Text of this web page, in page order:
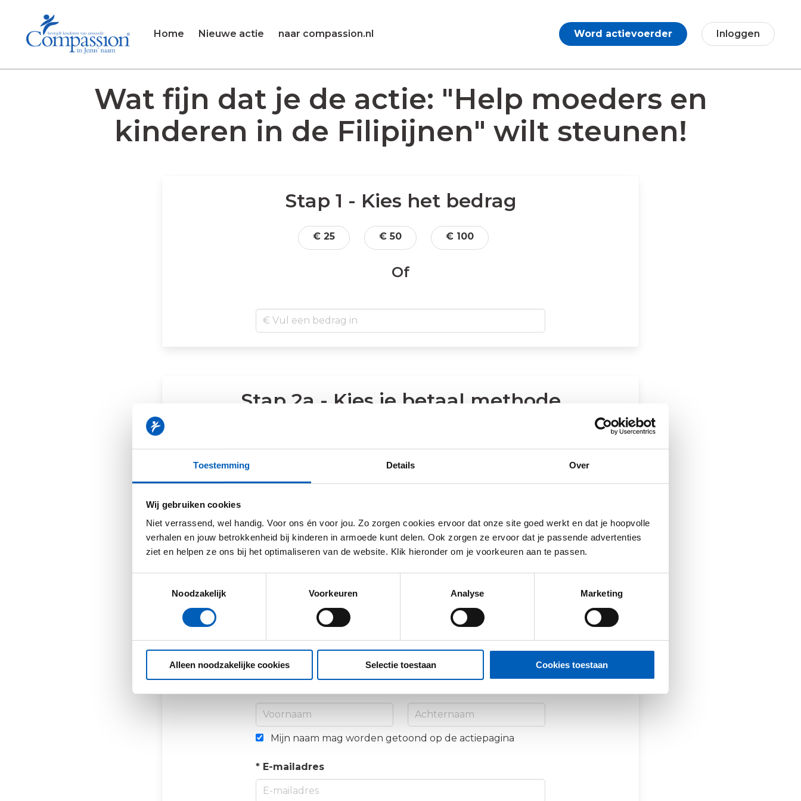
Toestemming Details Over
Wij gebruiken cookies
Niet verrassend, wel handig. Voor ons én voor jou. Zo zorgen cookies ervoor dat onze site goed werkt en dat je hoopvolle
verhalen en jouw betrokkenheid bij kinderen in armoede kunt delen. Ook zorgen ze ervoor dat je passende advertenties
ziet en helpen ze ons bij het optimaliseren van de website. Klik hieronder om je voorkeuren aan te passen.
Noodzakelijk
Voorkeuren Analyse Marketing
Alleen noodzakelijke cookies Selectie toestaan Cookies toestaan
Home Nieuwe actie naar compassion.nl Word actievoerder Inloggen
Wat fijn dat je de actie: "Help moeders en
kinderen in de Filipijnen" wilt steunen!
Stap 1 - Kies het bedrag
€ 25 € 50 € 100
Of
Stap 2a - Kies je betaal methode
Stap 2b - Kies je bank
Stap 3 - Jouw naam en e-mailadres
te verwerken en om jou een bevestiging te kunnen sturen.
Compassion kan je daarna een e-mail sturen.
Mijn naam mag worden getoond op de actiepagina
* E-mailadres